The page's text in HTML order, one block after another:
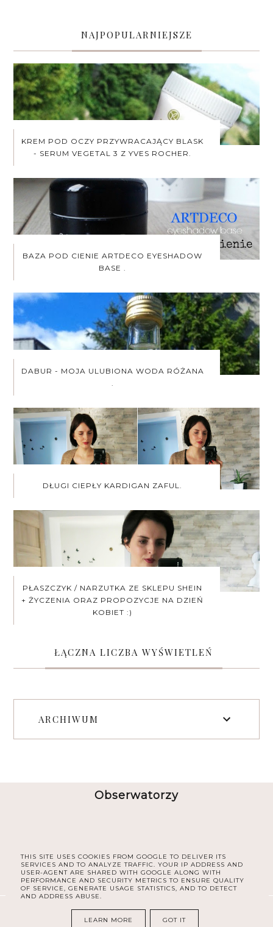
NAJPOPULARNIEJSZE
KREM POD OCZY PRZYWRACAJĄCY BLASK
- SERUM VEGETAL 3 Z YVES ROCHER.
BAZA POD CIENIE ARTDECO EYESHADOW
BASE .
DABUR - MOJA ULUBIONA WODA RÓŻANA
DŁUGI CIEPŁY KARDIGAN ZAFUL.
PŁASZCZYK / NARZUTKA ZE SKLEPU SHEIN
+ ŻYCZENIA ORAZ PROPOZYCJE NA DZIEŃ
KOBIET :)
ŁĄCZNA LICZBA WYŚWIETLEŃ
ARCHIWUM
Obserwatorzy
COPYRIGHT ©30PLUS BLOG
BLOG DESIGN: KAROGRAFIA.PL
THIS SITE USES COOKIES FROM GOOGLE TO DELIVER ITS
SERVICES AND TO ANALYZE TRAFFIC. YOUR IP ADDRESS AND
USER-AGENT ARE SHARED WITH GOOGLE ALONG WITH
PERFORMANCE AND SECURITY METRICS TO ENSURE QUALITY
OF SERVICE, GENERATE USAGE STATISTICS, AND TO DETECT
AND ADDRESS ABUSE.
LEARN MORE GOT IT